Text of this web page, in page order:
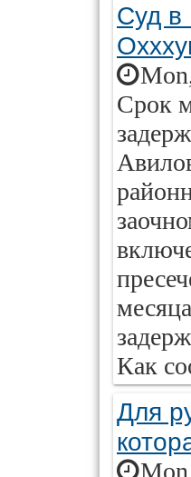
Суд в
Срок
Как
Для